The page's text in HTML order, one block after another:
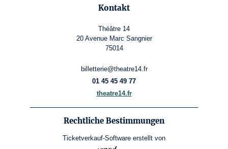
Kontakt
Théâtre 14
20 Avenue Marc Sangnier
75014
billetterie@theatre14.fr
01 45 45 49 77
theatre14.fr
Rechtliche Bestimmungen
Ticketverkauf-Software erstellt von